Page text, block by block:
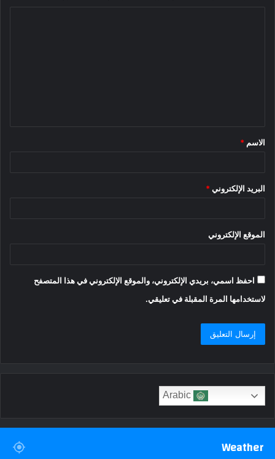
*
الاسم *
البريد الإلكتروني *
الموقع الإلكتروني
احفظ اسمي، بريدي الإلكتروني، والموقع الإلكتروني في هذا المتصفح
لاستخدامها المرة المقبلة في تعليقي.
Weather